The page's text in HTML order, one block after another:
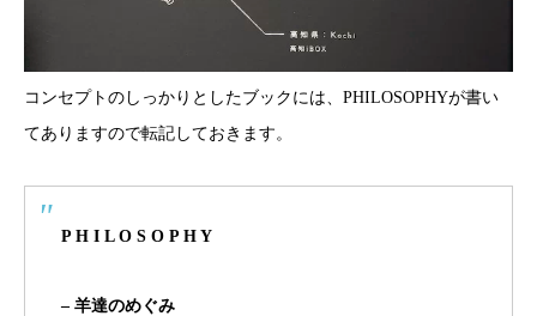
コンセプトのしっかりとしたブックには、PHILOSOPHYが書い
てありますので転記しておきます。
P H I L O S O P H Y
– 羊達のめぐみ